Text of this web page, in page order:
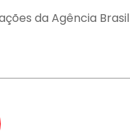
da Agência Brasil